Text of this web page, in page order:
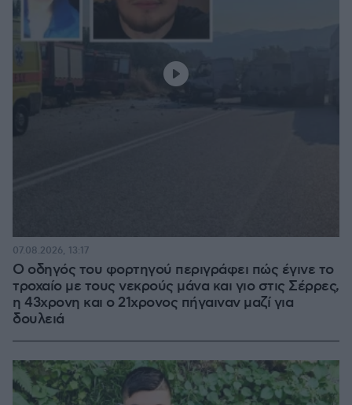
Ο οδηγός του φορτηγού περιγράφει πώς έγινε το
τροχαίο με τους νεκρούς μάνα και γιο στις Σέρρες,
η 43χρονη και ο 21χρονος πήγαιναν μαζί για
δουλειά
07.08.2026, 13:17